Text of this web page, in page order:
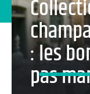
: les
pas